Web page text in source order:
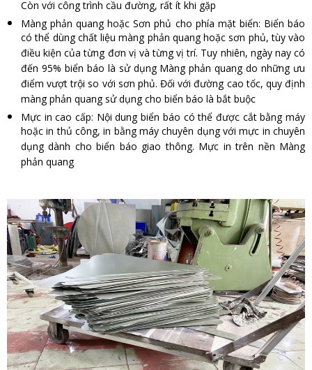
Còn với công trình cầu đường, rất ít khi gặp
Màng phản quang hoặc Sơn phủ cho phía mặt biển: Biển báo
có thể dùng chất liệu màng phản quang hoặc sơn phủ, tùy vào
điều kiện của từng đơn vị và từng vị trí. Tuy nhiên, ngày nay có
đến 95% biển báo là sử dụng Màng phản quang do những ưu
điểm vượt trội so với sơn phủ. Đối với đường cao tốc, quy định
màng phản quang sử dụng cho biển báo là bắt buộc
Mực in cao cấp: Nội dung biển báo có thể được cắt bằng máy
hoặc in thủ công, in bằng máy chuyên dụng với mực in chuyên
dụng dành cho biển báo giao thông. Mực in trên nền Màng
phản quang